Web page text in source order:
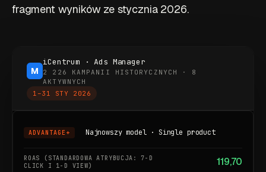
fragment wyników ze stycznia 2026.
M
iCentrum · Ads Manager
2 226 KAMPANII HISTORYCZNYCH · 8
AKTYWNYCH
1–31 STY 2026
ADVANTAGE+ Najnowszy model · Single product
119,70